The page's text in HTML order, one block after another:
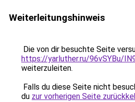
Weiterleitungshinweis
Die von dir besuchte Seite
https://yarluther.ru/96vSYBu/
weiterzuleiten.
Falls du diese Seite nicht
du zur vorherigen Seite